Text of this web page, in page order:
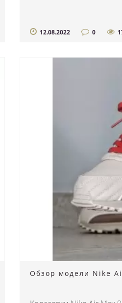
12.08.2022 0
Обзор модели Nike